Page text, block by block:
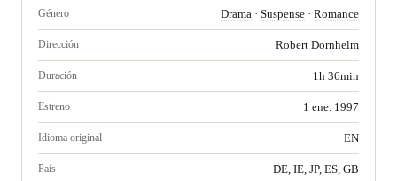
Género Drama · Suspense · Romance
Dirección Robert Dornhelm
Duración 1h 36min
Estreno 1 ene. 1997
Idioma original EN
País DE, IE, JP, ES, GB